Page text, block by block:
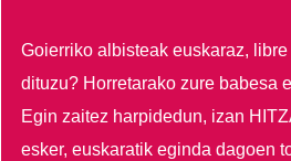
Goierriko albisteak euskaraz,
dituzu? Horretarako zure babesa
Egin zaitez harpidedun, izan
esker, euskaratik eginda dagoen